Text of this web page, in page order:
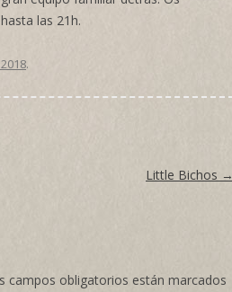
las 21h.
.
Little Bichos →
campos obligatorios están marcados